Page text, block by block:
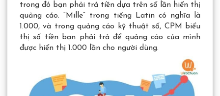
trong đó bạn phải trả tiền dựa trên số lần hiển thị
quảng cáo. “Mille” trong tiếng Latin có nghĩa là
1.000, và trong quảng cáo kỹ thuật số, CPM biểu
thị số tiền bạn phải trả để quảng cáo của mình
được hiển thị 1.000 lần cho người dùng.